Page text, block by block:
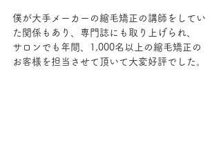
僕が大手メーカーの縮毛矯正の講師をしてい
た関係もあり、専門誌にも取り上げられ、
サロンでも年間、1,000名以上の縮毛矯正の
お客様を担当させて頂いて大変好評でした。